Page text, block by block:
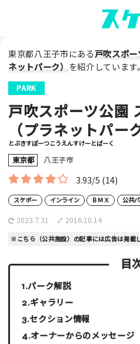
東京都八王子市にある戸吹スポ
ネットパーク） を紹介しています。
PARK
戸吹スポーツ公園
（プラネットパー
とぶきすぽーつこうえんすけーとぱーく
東京都 八王子市
3.93/5 (14)
スケボー インライン ＢＭＸ 公共
2023.7.31 2016.10.14
※こちら（公共施設）の記事には広告は掲載
目
パーク解説
ギャラリー
セクション情報
オーナーからのメッセージ